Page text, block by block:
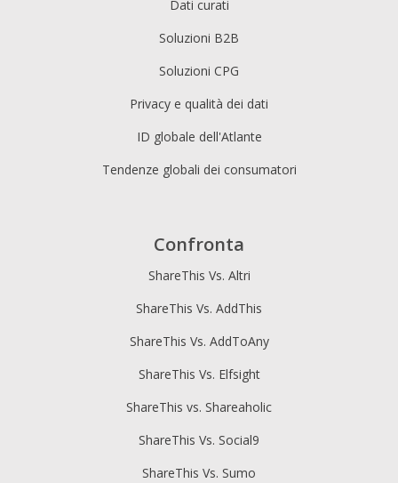
Dati curati
Soluzioni B2B
Soluzioni CPG
Privacy e qualità dei dati
ID globale dell'Atlante
Tendenze globali dei consumatori
Confronta
ShareThis Vs. Altri
ShareThis Vs. AddThis
ShareThis Vs. AddToAny
ShareThis Vs. Elfsight
ShareThis vs. Shareaholic
ShareThis Vs. Social9
ShareThis Vs. Sumo